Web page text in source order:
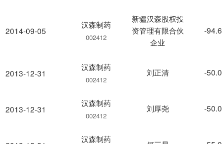
2014-09-05
2013-12-31
2013-12-31
汉森制药
002412
新疆汉森股权投
资管理有限合伙
企业
-
汉森制药
002412
刘正清 -
汉森制药
002412
刘厚尧 -
汉森制药